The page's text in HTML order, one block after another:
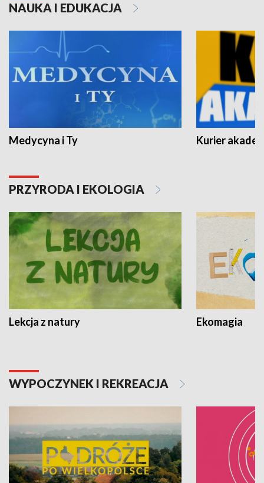
NAUKA I EDUKACJA
Medycyna i Ty Kurier
PRZYRODA I EKOLOGIA
Lekcja z natury Ekomagia
WYPOCZYNEK I REKREACJA